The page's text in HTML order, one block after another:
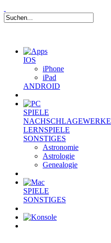
IOS
iPhone
iPad
ANDROID
SPIELE
NACHSCHLAGEWERKE
LERNSPIELE
SONSTIGES
Astronomie
Astrologie
Genealogie
SPIELE
SONSTIGES